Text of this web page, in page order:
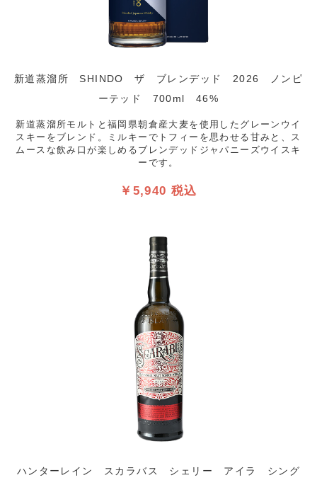
新道蒸溜所 SHINDO ザ ブレンデッド 2026 ノンピ
ーテッド 700ml 46%
新道蒸溜所モルトと福岡県朝倉産大麦を使用したグレーンウイ
スキーをブレンド。ミルキーでトフィーを思わせる甘みと、ス
ムースな飲み口が楽しめるブレンデッドジャパニーズウイスキ
ーです。
￥5,940 税込
ハンターレイン スカラバス シェリー アイラ シング